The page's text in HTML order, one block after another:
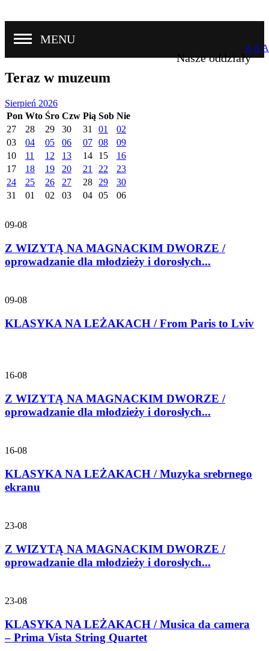
Nasze oddziały
MENU
Teraz w muzeum
Sierpień 2026
Pon Wto Śro Czw Pią Sob Nie
27
28 29 30 31 01
02
03
04 05 06 07 08
09
10
11 12 13 14 15
16
17
18 19 20 21 22
23
24
25 26 27 28 29
30
31
01 02 03 04 05 06
09-08
Z WIZYTĄ NA MAGNACKIM DWORZE /
oprowadzanie dla młodzieży i dorosłych...
09-08
KLASYKA NA LEŻAKACH / From Paris to Lviv
16-08
Z WIZYTĄ NA MAGNACKIM DWORZE /
oprowadzanie dla młodzieży i dorosłych...
16-08
KLASYKA NA LEŻAKACH / Muzyka srebrnego
ekranu
23-08
Z WIZYTĄ NA MAGNACKIM DWORZE /
oprowadzanie dla młodzieży i dorosłych...
23-08
KLASYKA NA LEŻAKACH / Musica da camera
– Prima Vista String Quartet
A A A